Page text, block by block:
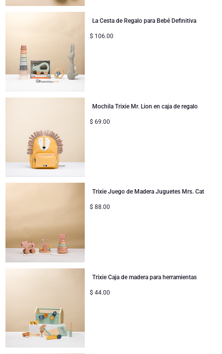
La Cesta de Regalo para Bebé Definitiva
$ 106.00
Mochila Trixie Mr. Lion en caja de regalo
$ 69.00
Trixie Juego de Madera Juguetes Mrs. Cat
$ 88.00
Trixie Caja de madera para herramientas
$ 44.00